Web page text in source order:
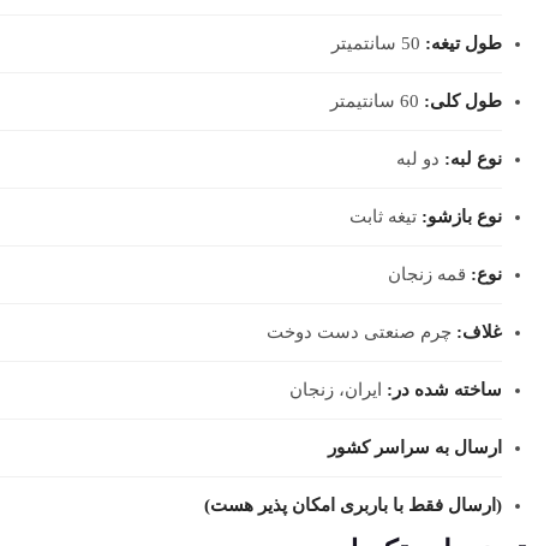
طول تیغه:
طول کلی:
نوع لبه: دو لبه
نوع بازشو: تیغه ثابت
نوع: قمه زنجان
غلاف: چرم صنعتی دست دوخت
ساخته شده در: ایران، زنجان
ارسال به سراسر کشور
(ارسال فقط با باربری امکان پذیر هست)